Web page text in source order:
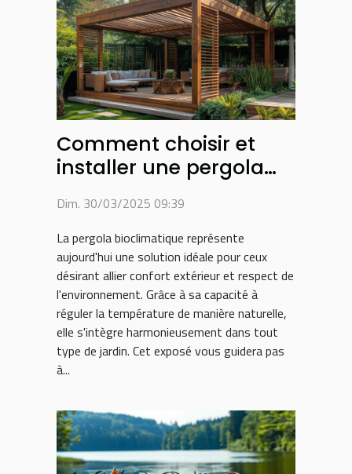
Comment choisir et
installer une pergola
votre jardin
Dim. 30/03/2025 09:39
La pergola bioclimatique représente
aujourd'hui une solution idéale pour ceux
désirant allier confort extérieur et respect de
l'environnement. Grâce à sa capacité à
réguler la température de manière naturelle,
elle s'intègre harmonieusement dans tout
type de jardin. Cet exposé vous guidera pas
à...